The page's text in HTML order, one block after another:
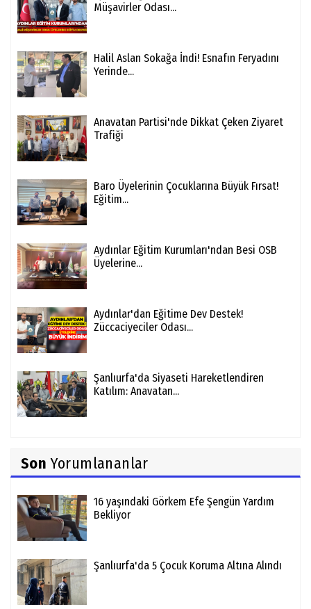
Müşavirler Odası...
Halil Aslan Sokağa İndi! Esnafın Feryadını
Yerinde...
Anavatan Partisi'nde Dikkat Çeken Ziyaret
Trafiği
Baro Üyelerinin Çocuklarına Büyük Fırsat!
Eğitim...
Aydınlar Eğitim Kurumları'ndan Besi OSB
Üyelerine...
Aydınlar'dan Eğitime Dev Destek!
Züccaciyeciler Odası...
Şanlıurfa'da Siyaseti Hareketlendiren
Katılım: Anavatan...
Son Yorumlananlar
16 yaşındaki Görkem Efe Şengün Yardım
Bekliyor
Şanlıurfa'da 5 Çocuk Koruma Altına Alındı